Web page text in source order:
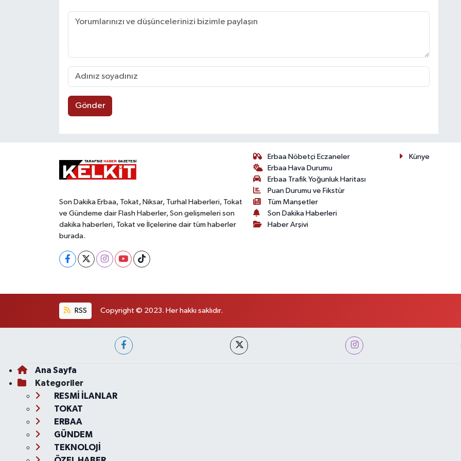
Gönder
Son Dakika Erbaa, Tokat, Niksar, Turhal Haberleri, Tokat
ve Gündeme dair Flash Haberler, Son gelişmeleri son
dakika haberleri, Tokat ve İlçelerine dair tüm haberler
burada.
Erbaa Nöbetçi Eczaneler
Erbaa Hava Durumu
Erbaa Trafik Yoğunluk Haritası
Puan Durumu ve Fikstür
Tüm Manşetler
Son Dakika Haberleri
Haber Arşivi
Künye
RSS Copyright © 2023. Her hakkı saklıdır.
Ana Sayfa
Kategoriler
RESMİ İLANLAR
TOKAT
ERBAA
GÜNDEM
TEKNOLOJİ